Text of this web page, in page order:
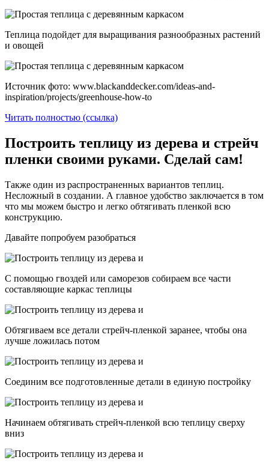
Теплица подойдет для выращивания разнообразных растений
и овощей
Источник фото: www.blackanddecker.com/ideas-and-
inspiration/projects/greenhouse-how-to
Читать полностью (ссылка)
Построить теплицу из дерева и стрейч
пленки своими руками. Сделай сам!
Также один из распространенных вариантов теплиц.
Несложный в создании. А главное удобство заключается в том
что мы можем быстро и легко обтягивать пленкой всю
конструкцию.
Давайте попробуем разобраться
С помощью гвоздей или саморезов собираем все части
составляющие каркас теплицы
Обтягиваем все детали стрейч-пленкой заранее, чтобы она
лучше ложилась потом
Соединим все подготовленные детали в единую постройку
Начинаем обтягивать стрейч-пленкой всю теплицу сверху
вниз